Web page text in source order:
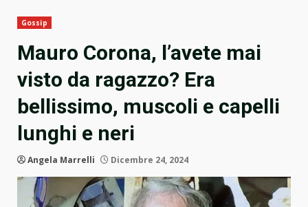
Gossip
Mauro Corona, l’avete mai
visto da ragazzo? Era
bellissimo, muscoli e capelli
lunghi e neri
Angela Marrelli Dicembre 24, 2024